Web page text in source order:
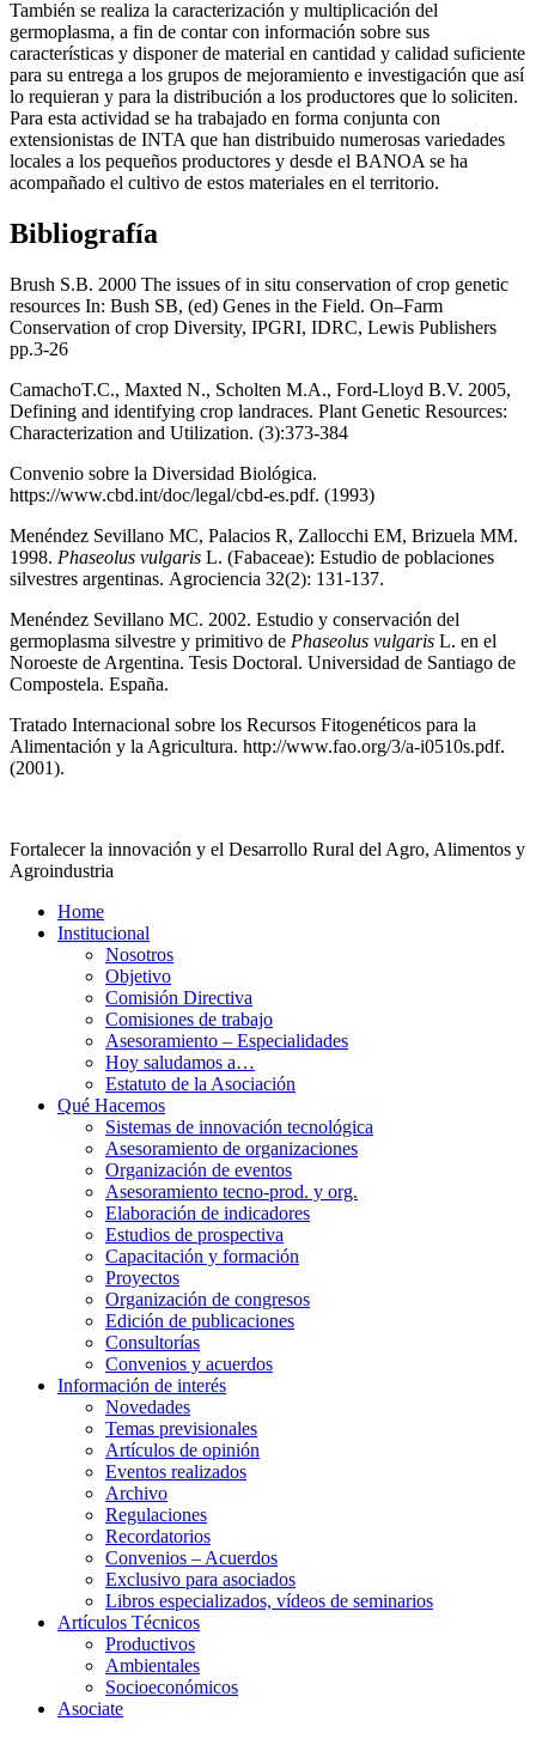
También se realiza la caracterización y multiplicación del
germoplasma, a fin de contar con información sobre sus
características y disponer de material en cantidad y calidad suficiente
para su entrega a los grupos de mejoramiento e investigación que así
lo requieran y para la distribución a los productores que lo soliciten.
Para esta actividad se ha trabajado en forma conjunta con
extensionistas de INTA que han distribuido numerosas variedades
locales a los pequeños productores y desde el BANOA se ha
acompañado el cultivo de estos materiales en el territorio.
Bibliografía
Brush S.B. 2000 The issues of in situ conservation of crop genetic
resources In: Bush SB, (ed) Genes in the Field. On–Farm
Conservation of crop Diversity, IPGRI, IDRC, Lewis Publishers
pp.3-26
CamachoT.C., Maxted N., Scholten M.A., Ford-Lloyd B.V. 2005,
Defining and identifying crop landraces. Plant Genetic Resources:
Characterization and Utilization. (3):373-384
Convenio sobre la Diversidad Biológica.
https://www.cbd.int/doc/legal/cbd-es.pdf. (1993)
Menéndez Sevillano MC, Palacios R, Zallocchi EM, Brizuela MM.
1998. Phaseolus vulgaris L. (Fabaceae): Estudio de poblaciones
silvestres argentinas. Agrociencia 32(2): 131-137.
Menéndez Sevillano MC. 2002. Estudio y conservación del
germoplasma silvestre y primitivo de Phaseolus vulgaris L. en el
Noroeste de Argentina. Tesis Doctoral. Universidad de Santiago de
Compostela. España.
Tratado Internacional sobre los Recursos Fitogenéticos para la
Alimentación y la Agricultura. http://www.fao.org/3/a-i0510s.pdf.
(2001).
Fortalecer la innovación y el Desarrollo Rural del Agro, Alimentos y
Agroindustria
Home
Institucional
Nosotros
Objetivo
Comisión Directiva
Comisiones de trabajo
Asesoramiento – Especialidades
Hoy saludamos a…
Estatuto de la Asociación
Qué Hacemos
Sistemas de innovación tecnológica
Asesoramiento de organizaciones
Organización de eventos
Asesoramiento tecno-prod. y org.
Elaboración de indicadores
Estudios de prospectiva
Capacitación y formación
Proyectos
Organización de congresos
Edición de publicaciones
Consultorías
Convenios y acuerdos
Información de interés
Novedades
Temas previsionales
Artículos de opinión
Eventos realizados
Archivo
Regulaciones
Recordatorios
Convenios – Acuerdos
Exclusivo para asociados
Libros especializados, vídeos de seminarios
Artículos Técnicos
Productivos
Ambientales
Socioeconómicos
Asociate